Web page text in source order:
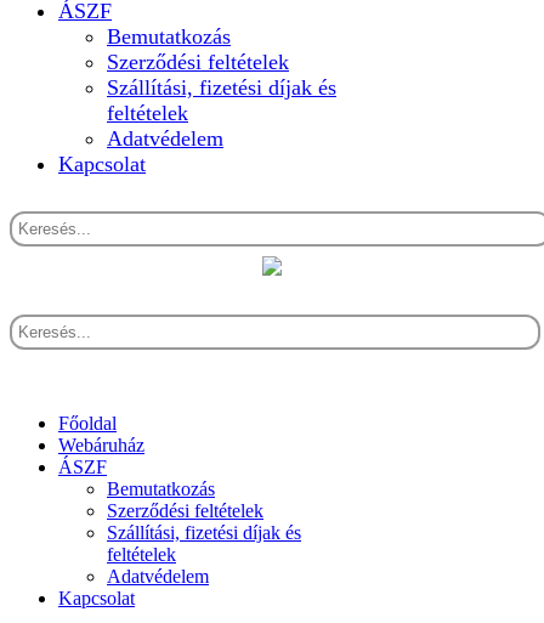
ÁSZF
Bemutatkozás
Szerződési feltételek
Szállítási, fizetési díjak és
feltételek
Adatvédelem
Kapcsolat
Főoldal
Webáruház
ÁSZF
Bemutatkozás
Szerződési feltételek
Szállítási, fizetési díjak és
feltételek
Adatvédelem
Kapcsolat